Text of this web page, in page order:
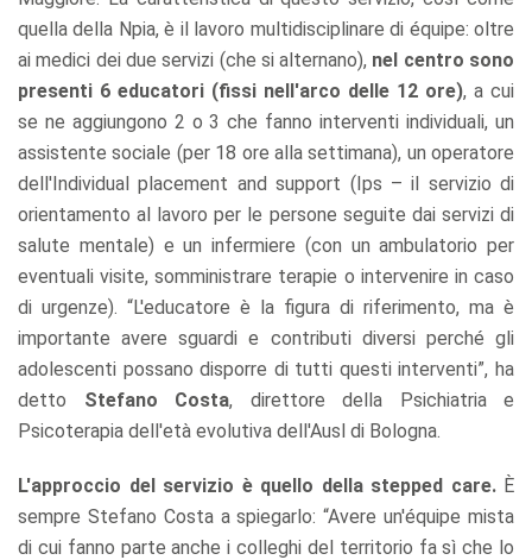
quella della Npia, è il lavoro multidisciplinare di équipe: oltre
ai medici dei due servizi (che si alternano), nel centro sono
presenti 6 educatori (fissi nell'arco delle 12 ore), a cui
se ne aggiungono 2 o 3 che fanno interventi individuali, un
assistente sociale (per 18 ore alla settimana), un operatore
dell'Individual placement and support (Ips – il servizio di
orientamento al lavoro per le persone seguite dai servizi di
salute mentale) e un infermiere (con un ambulatorio per
eventuali visite, somministrare terapie o intervenire in caso
di urgenze). “L'educatore è la figura di riferimento, ma è
importante avere sguardi e contributi diversi perché gli
adolescenti possano disporre di tutti questi interventi”, ha
detto Stefano Costa, direttore della Psichiatria e
Psicoterapia dell'età evolutiva dell'Ausl di Bologna.
L'approccio del servizio è quello della stepped care.È
sempre Stefano Costa a spiegarlo: “Avere un'équipe mista
di cui fanno parte anche i colleghi del territorio fa sì che lo